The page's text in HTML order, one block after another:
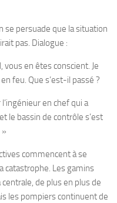
se persuade que la situation
pas. Dialogue :
en êtes conscient. Je
feu. Que s’est-il passé ?
en chef qui a
le bassin de contrôle s’est
commencent à se
catastrophe. Les gamins
de plus en plus de
les pompiers continuent de